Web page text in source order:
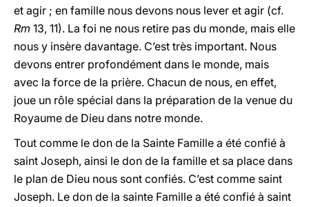
et agir ; en famille nous devons nous lever et agir (cf.
Rm 13, 11). La foi ne nous retire pas du monde, mais elle
nous y insère davantage. C’est très important. Nous
devons entrer profondément dans le monde, mais
avec la force de la prière. Chacun de nous, en effet,
joue un rôle spécial dans la préparation de la venue du
Royaume de Dieu dans notre monde.
Tout comme le don de la Sainte Famille a été confié à
saint Joseph, ainsi le don de la famille et sa place dans
le plan de Dieu nous sont confiés. C’est comme saint
Joseph. Le don de la sainte Famille a été confié à saint